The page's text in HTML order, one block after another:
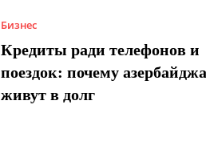
Бизнес
Кредиты ради телефонов и
поездок: почему
живут в долг